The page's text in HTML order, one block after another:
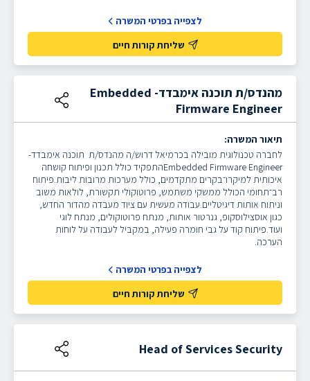
לצפייה בפרטי המשרה
שליחת קורות חיים
מהנדס/ת תוכנה אימבדד- Embedded
Firmware Engineer
תיאור המשרה:
לחברה טכנולוגית מובילה בכרמיאל דרוש/ה מהנדס/ת תוכנה אימבדד-
Embedded Firmware Engineerהתפקיד כולל תכנון ופיתוח קושחה
איכותית למיקרו־בקרים מתקדמים, כולל מערכות מרובות ליבות.פיתוח
רב־תחומי הכולל ממשקי משתמש, פרוטוקולי תקשורת, לולאות משוב
וניתוח אותות דיגיטליים.עבודה מעשית עם ציוד מעבדה מהדור החדש,
כגון אוסצילוסקופ, גנרטור אותות, מנתח פרוטוקולים, מנתח לוגי
ועוד.פיתוח קוד על גבי חומרה פעילה, במקביל לעבודה על לוחות
הערכה.
לצפייה בפרטי המשרה
שליחת קורות חיים
Head of Services Security